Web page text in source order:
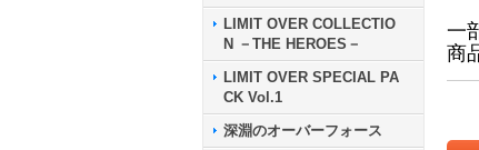
LIMIT OVER COLLECTIO
N －THE HEROES－
LIMIT OVER SPECIAL PA
CK Vol.1
深淵のオーバーフォース
一
商